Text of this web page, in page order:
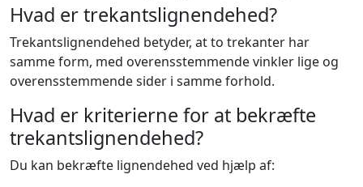
Hvad er trekantslignendehed?
Trekantslignendehed betyder, at to trekanter har
samme form, med overensstemmende vinkler lige og
overensstemmende sider i samme forhold.
Hvad er kriterierne for at bekræfte
trekantslignendehed?
Du kan bekræfte lignendehed ved hjælp af: